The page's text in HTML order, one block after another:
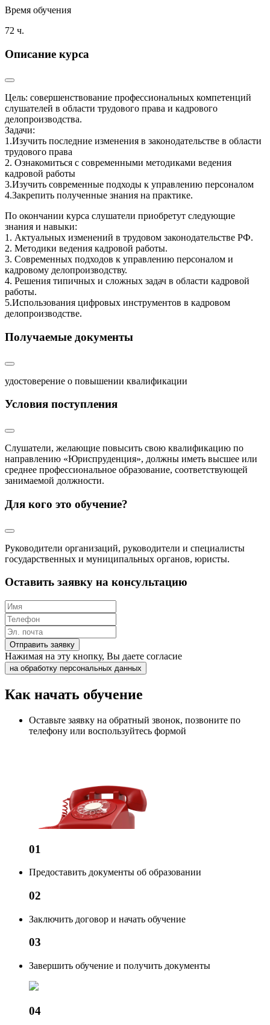
Время обучения
72 ч.
Описание курса
Цель: совершенствование профессиональных компетенций
слушателей в области трудового права и кадрового
делопроизводства.
Задачи:
1.Изучить последние изменения в законодательстве в области
трудового права
2. Ознакомиться с современными методиками ведения
кадровой работы
3.Изучить современные подходы к управлению персоналом
4.Закрепить полученные знания на практике.
По окончании курса слушатели приобретут следующие
знания и навыки:
1. Актуальных изменений в трудовом законодательстве РФ.
2. Методики ведения кадровой работы.
3. Современных подходов к управлению персоналом и
кадровому делопроизводству.
4. Решения типичных и сложных задач в области кадровой
работы.
5.Использования цифровых инструментов в кадровом
делопроизводстве.
Получаемые документы
удостоверение о повышении квалификации
Условия поступления
Слушатели, желающие повысить свою квалификацию по
направлению «Юриспруденция», должны иметь высшее или
среднее профессиональное образование, соответствующей
занимаемой должности.
Для кого это обучение?
Руководители организаций, руководители и специалисты
государственных и муниципальных органов, юристы.
Оставить заявку на консультацию
Отправить заявку
Нажимая на эту кнопку, Вы даете согласие
на обработку персональных данных
Как начать обучение
Оставьте заявку на обратный звонок, позвоните по
телефону или воспользуйтесь формой
01
Предоставить документы об образовании
02
Заключить договор и начать обучение
03
Завершить обучение и получить документы
04